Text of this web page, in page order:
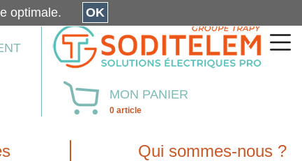
MON PANIER
0 article
Qui sommes-nous ?
optimale. OK